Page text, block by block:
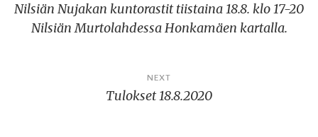
selaus
Nilsiän Nujakan kuntorastit tiistaina 18.8. klo 17-20
Nilsiän Murtolahdessa Honkamäen kartalla.
NEXT
Tulokset 18.8.2020